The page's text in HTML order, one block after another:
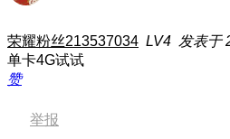
荣耀粉丝213537034 LV4 发表于
单卡4G试试
赞
举报